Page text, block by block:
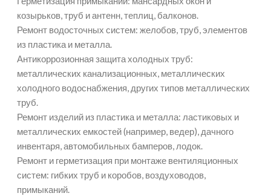
козырьков, труб и антенн, теплиц, балконов.
Ремонт водосточных систем: желобов, труб, элементов
из пластика и металла.
Антикоррозионная защита холодных труб:
металлических канализационных, металлических
холодного водоснабжения, других типов металлических
труб.
Ремонт изделий из пластика и металла: ластиковых и
металлических емкостей (например, ведер), дачного
инвентаря, автомобильных бамперов, лодок.
Ремонт и герметизация при монтаже вентиляционных
систем: гибких труб и коробов, воздуховодов,
примыканий.